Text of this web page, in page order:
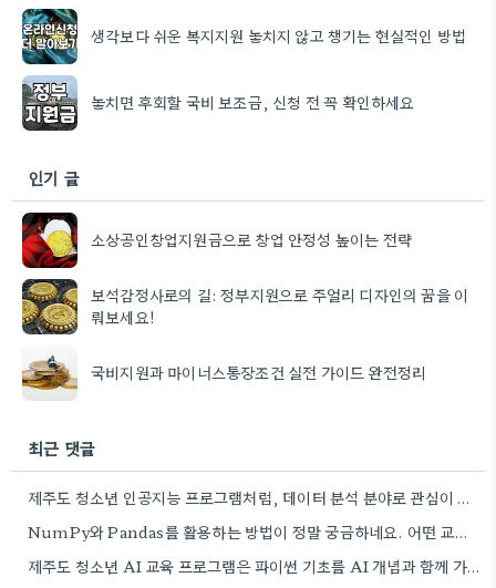
생각보다 쉬운 복지지원 놓치지 않고 챙기는 현실적인 방법
놓치면 후회할 국비 보조금, 신청 전 꼭 확인하세요
인기 글
소상공인창업지원금으로 창업 안정성 높이는 전략
보석감정사로의 길: 정부지원으로 주얼리 디자인의 꿈을 이
뤄보세요!
국비지원과 마이너스통장조건 실전 가이드 완전정리
최근 댓글
제주도 청소년 인공지능 프로그램처럼, 데이터 분석 분야로 관심이 생겨서 오프라인 학원 정보 좀 더 찾아봐야겠네요.
NumPy와 Pandas를 활용하는 방법이 정말 궁금하네요. 어떤 교육 과정에서 좀 더 자세히 다루는지 알려주실 수…
제주도 청소년 AI 교육 프로그램은 파이썬 기초를 AI 개념과 함께 가르치는 방식이 흥미롭네요. 특히 인공지능…